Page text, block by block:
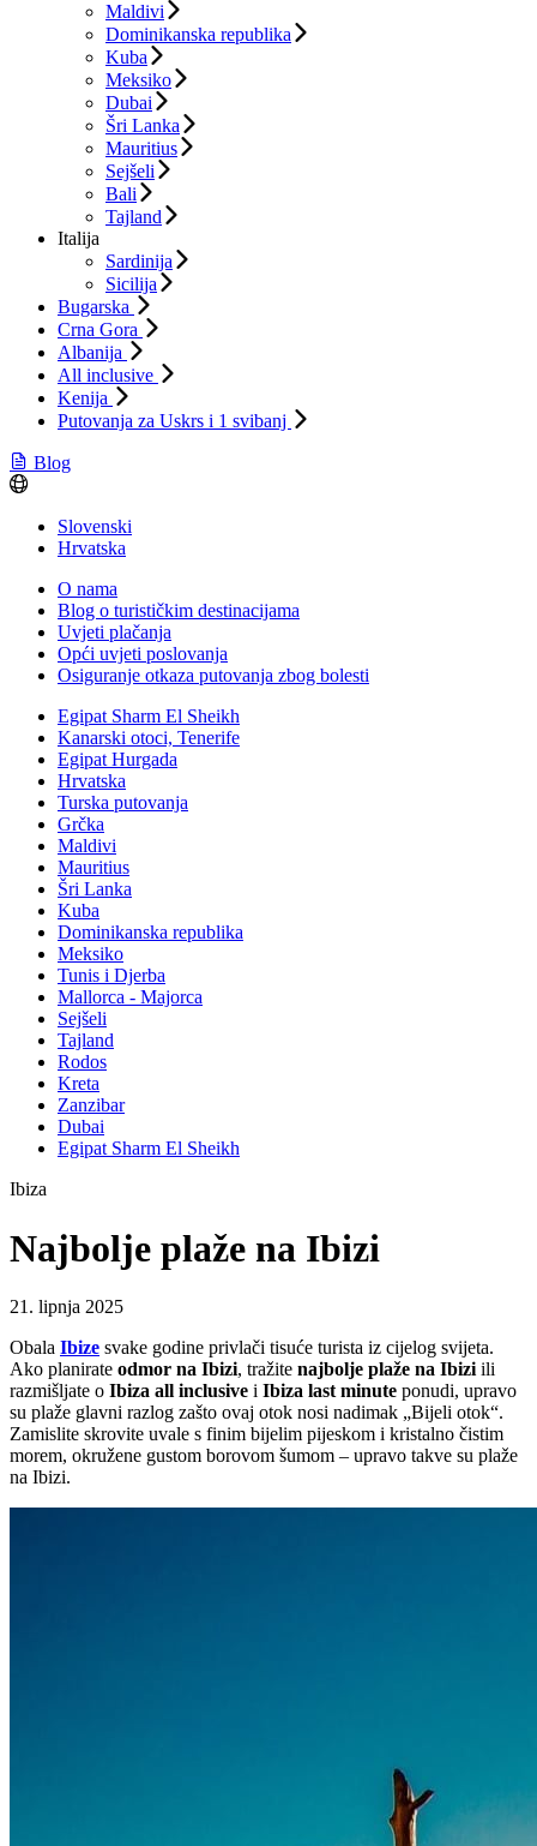
Maldivi
Dominikanska republika
Kuba
Meksiko
Dubai
Šri Lanka
Mauritius
Sejšeli
Bali
Tajland
Italija
Sardinija
Sicilija
Bugarska
Crna Gora
Albanija
All inclusive
Kenija
Putovanja za Uskrs i 1 svibanj
Blog
Slovenski
Hrvatska
O nama
Blog o turističkim destinacijama
Uvjeti plačanja
Opći uvjeti poslovanja
Osiguranje otkaza putovanja zbog bolesti
Egipat Sharm El Sheikh
Kanarski otoci, Tenerife
Egipat Hurgada
Hrvatska
Turska putovanja
Grčka
Maldivi
Mauritius
Šri Lanka
Kuba
Dominikanska republika
Meksiko
Tunis i Djerba
Mallorca - Majorca
Sejšeli
Tajland
Rodos
Kreta
Zanzibar
Dubai
Egipat Sharm El Sheikh
Ibiza
Najbolje plaže na Ibizi
21. lipnja 2025
Obala Ibize svake godine privlači tisuće turista iz cijelog svijeta.
Ako planirate odmor na Ibizi, tražite najbolje plaže na Ibizi ili
razmišljate o Ibiza all inclusive i Ibiza last minute ponudi, upravo
su plaže glavni razlog zašto ovaj otok nosi nadimak „Bijeli otok“.
Zamislite skrovite uvale s finim bijelim pijeskom i kristalno čistim
morem, okružene gustom borovom šumom – upravo takve su plaže
na Ibizi.